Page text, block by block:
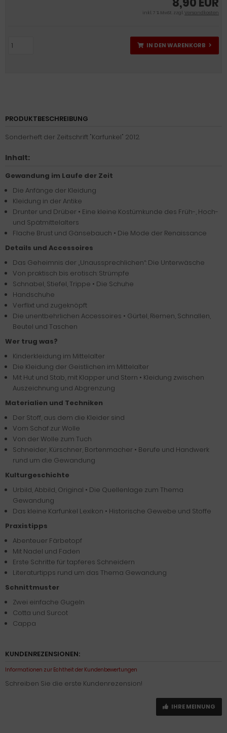
inkl. 7 % MwSt. zzgl.Versandkosten
IN DEN WARENKORB
PRODUKTBESCHREIBUNG
Sonderheft der Zeitschrift "Karfunkel" 2012.
Inhalt:
Gewandung im Laufe der Zeit
Die Anfänge der Kleidung
Kleidung in der Antike
Drunter und Drüber • Eine kleine Kostümkunde des Früh-, Hoch-
und Spätmittelalters
Flache Brust und Gänsebauch • Die Mode der Renaissance
Details und Accessoires
Das Geheimnis der „Unaussprechlichen“: Die Unterwäsche
Von praktisch bis erotisch: Strümpfe
Schnabel, Stiefel, Trippe • Die Schuhe
Handschuhe
Verflixt und zugeknöpft
Die unentbehrlichen Accessoires • Gürtel, Riemen, Schnallen,
Beutel und Taschen
Wer trug was?
Kinderkleidung im Mittelalter
Die Kleidung der Geistlichen im Mittelalter
Mit Hut und Stab, mit Klapper und Stern • Kleidung zwischen
Auszeichnung und Abgrenzung
Materialien und Techniken
Der Stoff, aus dem die Kleider sind
Vom Schaf zur Wolle
Von der Wolle zum Tuch
Schneider, Kürschner, Bortenmacher • Berufe und Handwerk
rund um die Gewandung
Kulturgeschichte
Urbild, Abbild, Original • Die Quellenlage zum Thema
Gewandung
Das kleine Karfunkel Lexikon • Historische Gewebe und Stoffe
Praxistipps
Abenteuer Färbetopf
Mit Nadel und Faden
Erste Schritte für tapferes Schneidern
Literaturtipps rund um das Thema Gewandung
Schnittmuster
Zwei einfache Gugeln
Cotta und Surcot
Cappa
KUNDENREZENSIONEN:
Informationen zur Echtheit der Kundenbewertungen
Schreiben Sie die erste Kundenrezension!
IHRE MEINUNG